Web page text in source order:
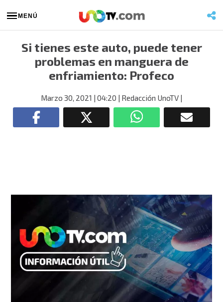
MENÚ
Si tienes este auto, puede tener
problemas en manguera de
enfriamiento: Profeco
Marzo 30, 2021 | 04:20 | Redacción UnoTV |